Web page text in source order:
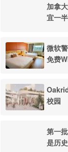
加拿
宜一半
微软
免费
校园
第一
是历